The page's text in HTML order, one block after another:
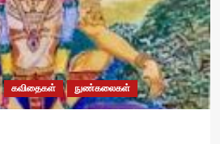
கவிதைகள் நுண்கலைகள்